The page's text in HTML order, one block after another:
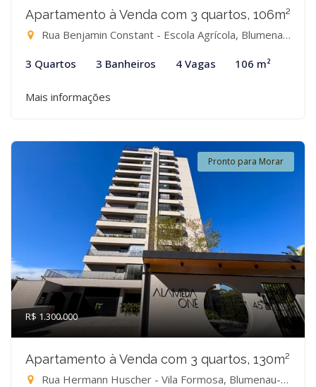
Apartamento à Venda com 3 quartos, 106m²
Rua Benjamin Constant - Escola Agrícola, Blumenau-SC
3 Quartos 3 Banheiros 4 Vagas 106 m²
Mais informações
Pronto para Morar
R$ 1.300.000
Apartamento à Venda com 3 quartos, 130m²
Rua Hermann Huscher - Vila Formosa, Blumenau-SC